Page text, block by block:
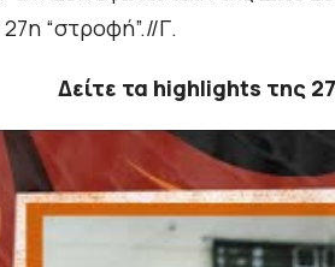
27η “στροφή”.//Γ.
Δείτε τα highlights της